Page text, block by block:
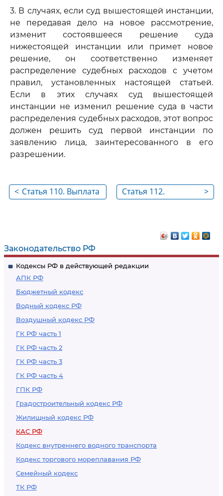
Законодательство РФ
Кодексы РФ в действующей редакции
АПК РФ
Бюджетный кодекс
Водный кодекс РФ
Воздушный кодекс РФ
ГК РФ часть 1
ГК РФ часть 2
ГК РФ часть 3
ГК РФ часть 4
ГПК РФ
Градостроительный кодекс РФ
Жилищный кодекс РФ
КАС РФ
Кодекс внутреннего водного транспорта
Кодекс торгового мореплавания РФ
Семейный кодекс
ТК РФ
3. В случаях, если суд вышестоящей инстанции,
не передавая дело на новое рассмотрение,
изменит состоявшееся решение суда
нижестоящей инстанции или примет новое
решение, он соответственно изменяет
распределение судебных расходов с учетом
правил, установленных настоящей статьей.
Если в этих случаях суд вышестоящей
инстанции не изменил решение суда в части
распределения судебных расходов, этот вопрос
должен решить суд первой инстанции по
заявлению лица, заинтересованного в его
разрешении.
< Статья 110. Выплата
переводчикам и
экспертам
>
Статья 112.
услуг представителя